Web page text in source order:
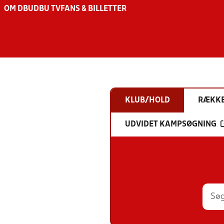
OM DBU DBU TV FANS & BILLETTER
KLUB/HOLD
UDVIDET KAMPSØGNING